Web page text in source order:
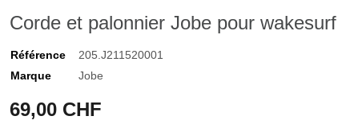
Corde et palonnier Jobe pour wakesurf
Référence
205.J211520001
Marque
Jobe
69,00 CHF